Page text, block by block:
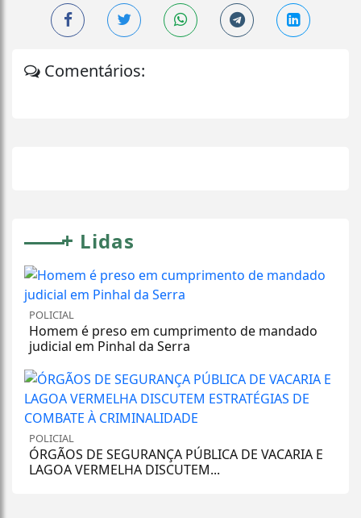
Comentários:
+ Lidas
POLICIAL
Homem é preso em cumprimento de mandado
judicial em Pinhal da Serra
POLICIAL
ÓRGÃOS DE SEGURANÇA PÚBLICA DE VACARIA E
LAGOA VERMELHA DISCUTEM...